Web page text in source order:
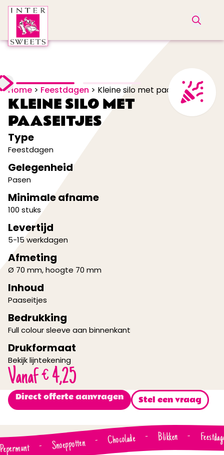
Home > Feestdagen > Kleine silo met paaseitjes
KLEINE SILO MET
PAASEITJES
Type
Feestdagen
Gelegenheid
Pasen
Minimale afname
100 stuks
Levertijd
5-15 werkdagen
Afmeting
Ø 70 mm, hoogte 70 mm
Inhoud
Paaseitjes
Bedrukking
Full colour sleeve aan binnenkant
Drukformaat
Bekijk lijntekening
Vanaf€4,25
Direct offerte aanvragen Stel een vraag
Pepermunt - Snoeppotten - Chocolade - Blikken -